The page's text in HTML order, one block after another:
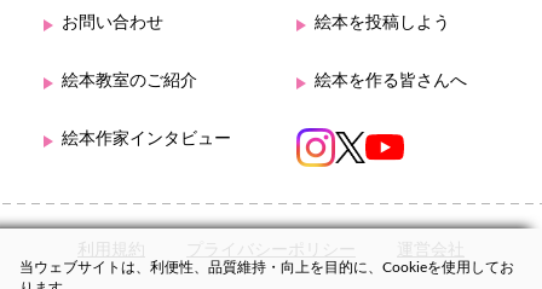
お問い合わせ 絵本を投稿しよう
絵本教室のご紹介 絵本を作る皆さんへ
絵本作家インタビュー
利用規約 プライバシーポリシー 運営会社
当ウェブサイトは、利便性、品質維持・向上を目的に、Cookieを使用してお